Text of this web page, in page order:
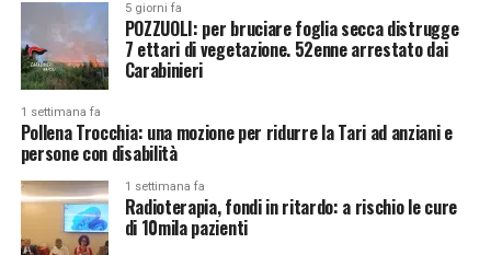
5 giorni fa
POZZUOLI: per bruciare foglia secca distrugge
7 ettari di vegetazione. 52enne arrestato dai
Carabinieri
1 settimana fa
Pollena Trocchia: una mozione per ridurre la Tari ad anziani e
persone con disabilità
1 settimana fa
Radioterapia, fondi in ritardo: a rischio le cure
di 10mila pazienti